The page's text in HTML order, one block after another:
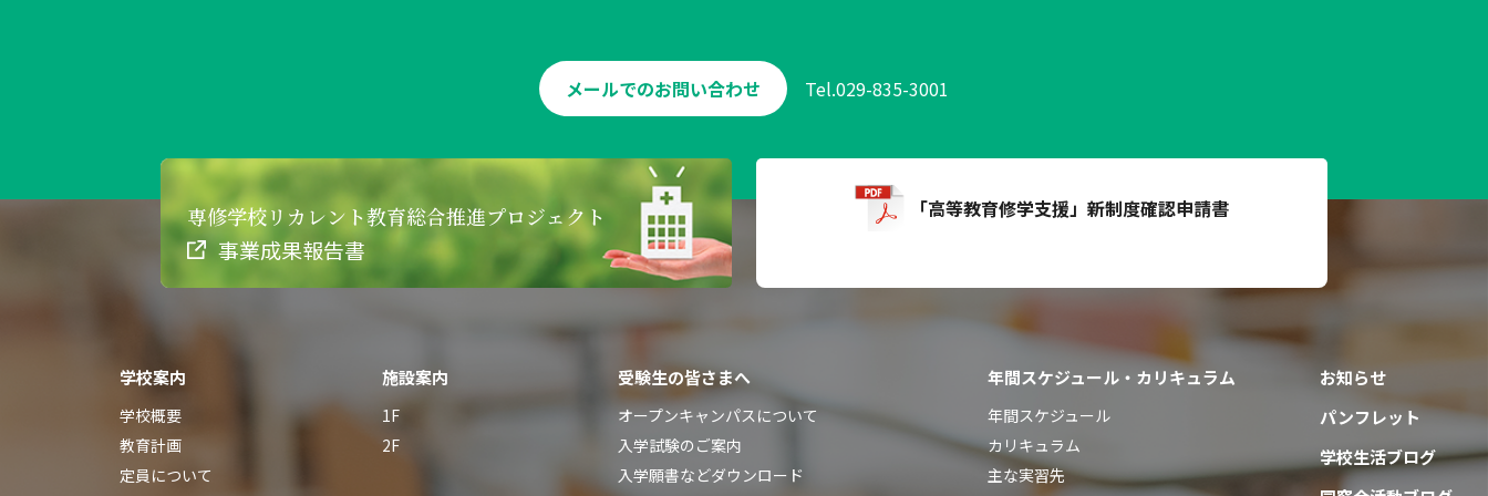
メールでのお問い合わせ Tel.029-835-3001
専修学校リカレント教育総合推進プロジェクト
事業成果報告書
「高等教育修学支援」 新制度確認申請書
学校案内
学校概要
教育計画
定員について
施設案内
1F
2F
受験生の皆さまへ
オープンキャンパスについて
入学試験のご案内
入学願書などダウンロード
年間スケジュール・カリキュラム
年間スケジュール
カリキュラム
主な実習先
お知らせ
パンフレット
学校生活ブログ